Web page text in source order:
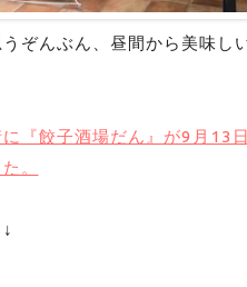
ぞんぶん、昼間から美味し
『餃子酒場だん』が9月13
。